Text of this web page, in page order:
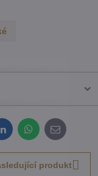
LinkedInWhatsApp
E-
mail
produkt